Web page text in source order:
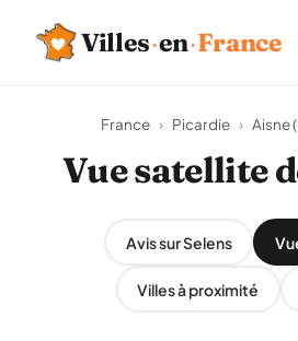
Villes·en·France
France › Picardie › Aisne
Vue satellite
Avis sur Selens
Villes à proximité